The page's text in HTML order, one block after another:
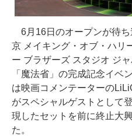
6月16日のオープンが待ち
京 メイキング・オブ・ハリ
ー ブラザーズ スタジオ ジ
「魔法省」の完成記念イベ
は映画コメンテーターの
がスペシャルゲストとして
現したセットを前に終止大
た。